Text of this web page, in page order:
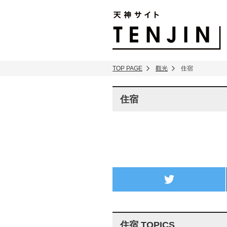
TOP PAGE 觀光 住宿
住宿
住宿 TOPICS